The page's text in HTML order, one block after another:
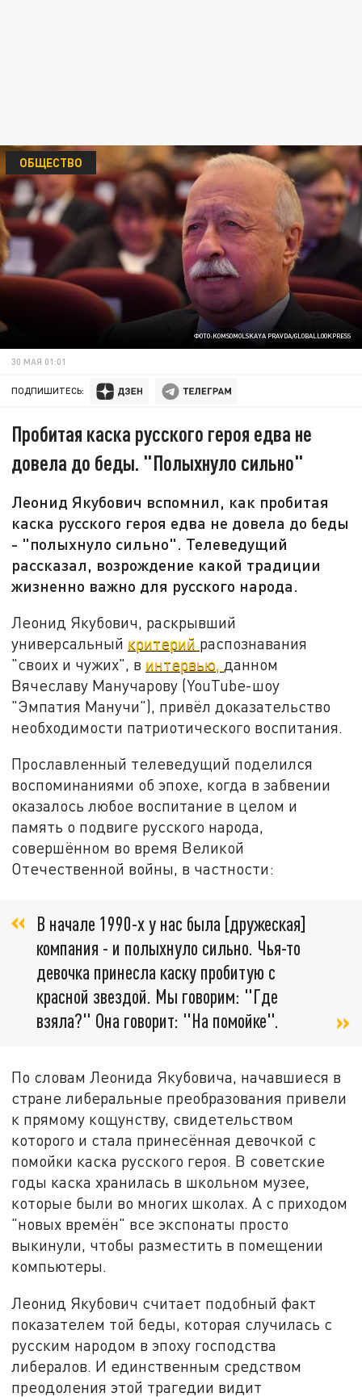
ФОТО:KOMSOMOLSKAYA PRAVDA/GLOBALLOOKPRESS
ОБЩЕСТВО
30 МАЯ 01:01
ПОДПИШИТЕСЬ:
Пробитая каска русского героя едва не
довела до беды. "Полыхнуло сильно"
Леонид Якубович вспомнил, как пробитая
каска русского героя едва не довела до беды
- "полыхнуло сильно". Телеведущий
рассказал, возрождение какой традиции
жизненно важно для русского народа.
Леонид Якубович, раскрывший
универсальный критерий распознавания
"своих и чужих", в интервью, данном
Вячеславу Манучарову (YouTube-шоу
"Эмпатия Манучи"), привёл доказательство
необходимости патриотического воспитания.
Прославленный телеведущий поделился
воспоминаниями об эпохе, когда в забвении
оказалось любое воспитание в целом и
память о подвиге русского народа,
совершённом во время Великой
Отечественной войны, в частности:
В начале 1990-х у нас была [дружеская]
компания - и полыхнуло сильно. Чья-то
девочка принесла каску пробитую с
красной звездой. Мы говорим: "Где
взяла?" Она говорит: "На помойке".
По словам Леонида Якубовича, начавшиеся в
стране либеральные преобразования привели
к прямому кощунству, свидетельством
которого и стала принесённая девочкой с
помойки каска русского героя. В советские
годы каска хранилась в школьном музее,
которые были во многих школах. А с приходом
"новых времён" все экспонаты просто
выкинули, чтобы разместить в помещении
компьютеры.
Леонид Якубович считает подобный факт
показателем той беды, которая случилась с
русским народом в эпоху господства
либералов. И единственным средством
преодоления этой трагедии видит